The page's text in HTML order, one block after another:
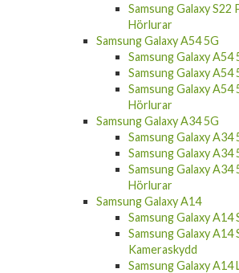
Samsung Galaxy S22
Hörlurar
Samsung Galaxy A54 5G
Samsung Galaxy A54
Samsung Galaxy A54
Samsung Galaxy A54
Hörlurar
Samsung Galaxy A34 5G
Samsung Galaxy A34
Samsung Galaxy A34
Samsung Galaxy A34
Hörlurar
Samsung Galaxy A14
Samsung Galaxy A14
Samsung Galaxy A14
Kameraskydd
Samsung Galaxy A14